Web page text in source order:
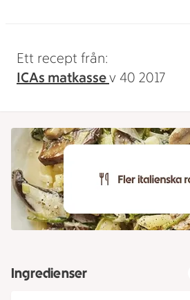
Ett recept från:
ICAs matkassev 40 2017
Ingredienser